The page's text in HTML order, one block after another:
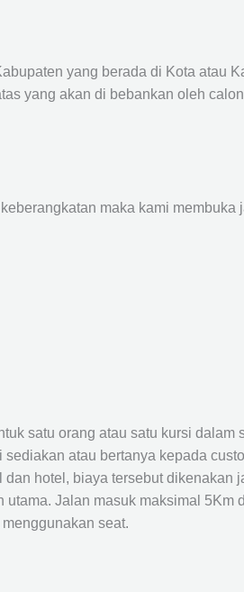
yang berada di Kota atau
yang akan di bebankan oleh
maka kami
satu orang atau satu kursi dalam
atau bertanya kepada
hotel, biaya tersebut dikenakan
Jalan masuk maksimal 5Km
seat.